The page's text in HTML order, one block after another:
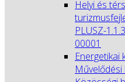
Helyi és
PLUSZ-
00001
Energetikai
Művelődési